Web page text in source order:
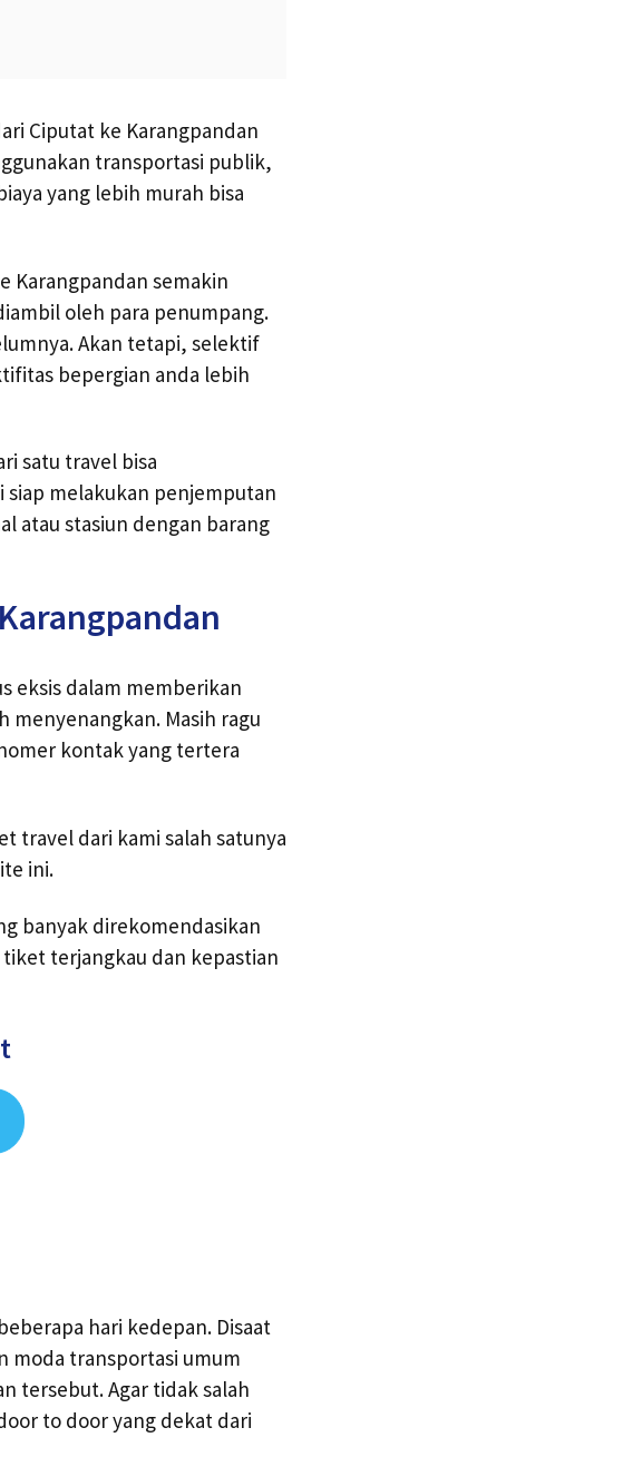
Ciputat ke Karangpandan
transportasi publik,
yang lebih murah bisa
Karangpandan semakin
oleh para penumpang.
Akan tetapi, selektif
bepergian anda lebih
satu travel bisa
melakukan penjemputan
atau stasiun dengan barang
eksis dalam memberikan
menyenangkan. Masih ragu
kontak yang tertera
travel dari kami salah satunya
ini.
banyak direkomendasikan
terjangkau dan kepastian
hari kedepan. Disaat
moda transportasi umum
tersebut. Agar tidak salah
to door yang dekat dari